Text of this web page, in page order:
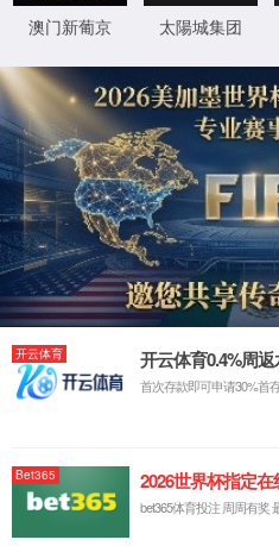
XML